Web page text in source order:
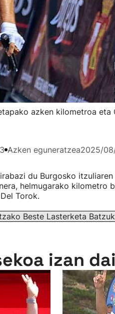
azken kilometroa
Azken eguneratzea2025/
du Burgosko
helmugarako kilometro
Torok.
Beste Lasterketa Batzuk
izan